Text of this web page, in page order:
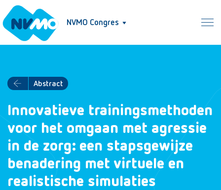
NVMO Congres
Abstract
Innovatieve trainingsmethoden
voor het omgaan met agressie
in de zorg: een stapsgewijze
benadering met virtuele en
realistische simulaties